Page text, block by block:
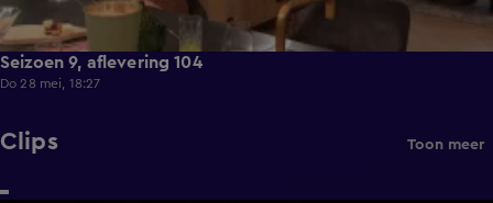
Seizoen 9, aflevering 104
Do 28 mei, 18:27
Clips Toon meer